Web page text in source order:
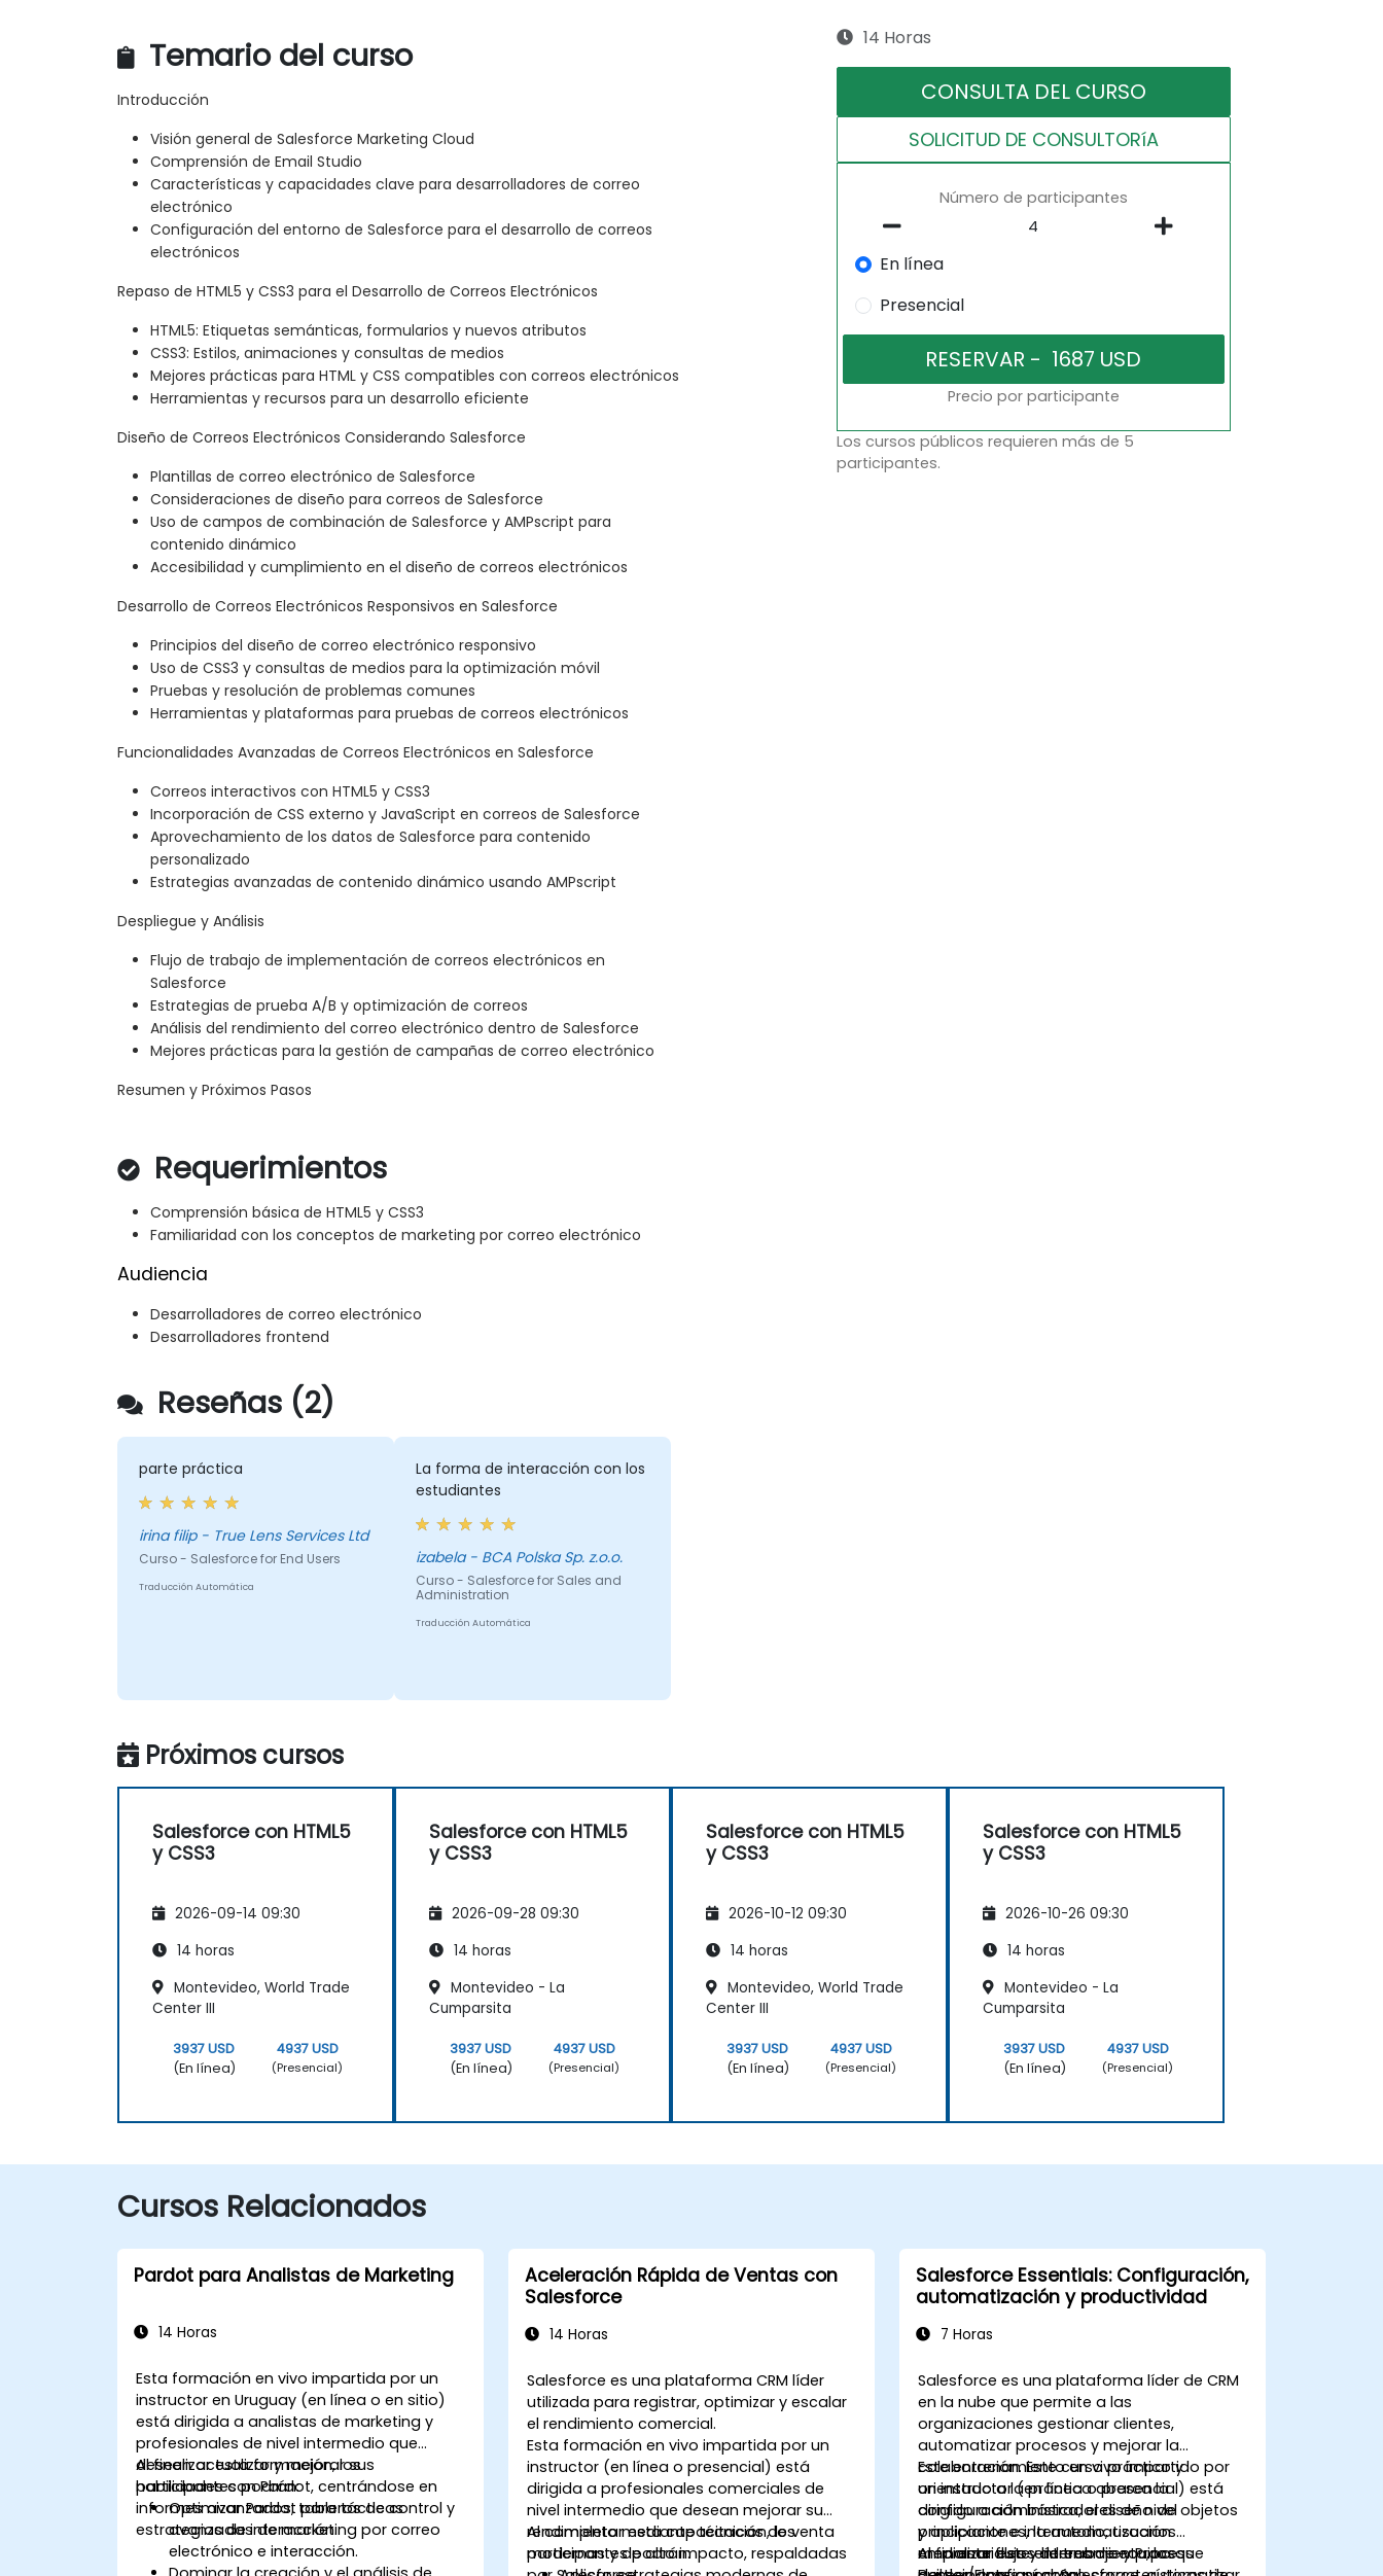
Temario del curso
Introducción
Visión general de Salesforce Marketing Cloud
Comprensión de Email Studio
Características y capacidades clave para desarrolladores de correo
electrónico
Configuración del entorno de Salesforce para el desarrollo de correos
electrónicos
Repaso de HTML5 y CSS3 para el Desarrollo de Correos Electrónicos
HTML5: Etiquetas semánticas, formularios y nuevos atributos
CSS3: Estilos, animaciones y consultas de medios
Mejores prácticas para HTML y CSS compatibles con correos electrónicos
Herramientas y recursos para un desarrollo eficiente
Diseño de Correos Electrónicos Considerando Salesforce
Plantillas de correo electrónico de Salesforce
Consideraciones de diseño para correos de Salesforce
Uso de campos de combinación de Salesforce y AMPscript para
contenido dinámico
Accesibilidad y cumplimiento en el diseño de correos electrónicos
Desarrollo de Correos Electrónicos Responsivos en Salesforce
Principios del diseño de correo electrónico responsivo
Uso de CSS3 y consultas de medios para la optimización móvil
Pruebas y resolución de problemas comunes
Herramientas y plataformas para pruebas de correos electrónicos
Funcionalidades Avanzadas de Correos Electrónicos en Salesforce
Correos interactivos con HTML5 y CSS3
Incorporación de CSS externo y JavaScript en correos de Salesforce
Aprovechamiento de los datos de Salesforce para contenido
personalizado
Estrategias avanzadas de contenido dinámico usando AMPscript
Despliegue y Análisis
Flujo de trabajo de implementación de correos electrónicos en
Salesforce
Estrategias de prueba A/B y optimización de correos
Análisis del rendimiento del correo electrónico dentro de Salesforce
Mejores prácticas para la gestión de campañas de correo electrónico
Resumen y Próximos Pasos
Requerimientos
Comprensión básica de HTML5 y CSS3
Familiaridad con los conceptos de marketing por correo electrónico
Audiencia
Desarrolladores de correo electrónico
Desarrolladores frontend
14 Horas
CONSULTA DEL CURSO
SOLICITUD DE CONSULTORíA
Número de participantes
En línea
Presencial
Precio por participante
Los cursos públicos requieren más de 5
participantes.
Reseñas (2)
parte práctica
irina filip - True Lens Services Ltd
Curso - Salesforce for End Users
Traducción Automática
La forma de interacción con los
estudiantes
izabela - BCA Polska Sp. z.o.o.
Curso - Salesforce for Sales and
Administration
Traducción Automática
Próximos cursos
Salesforce con HTML5
y CSS3
2026-09-14 09:30
14 horas
Montevideo, World Trade
Center III
3937 USD
(En línea)
4937 USD
(Presencial)
Salesforce con HTML5
y CSS3
2026-09-28 09:30
14 horas
Montevideo - La
Cumparsita
3937 USD
(En línea)
4937 USD
(Presencial)
Salesforce con HTML5
y CSS3
2026-10-12 09:30
14 horas
Montevideo, World Trade
Center III
3937 USD
(En línea)
4937 USD
(Presencial)
Salesforce con HTML5
y CSS3
2026-10-26 09:30
14 horas
Montevideo - La
Cumparsita
3937 USD
(En línea)
4937 USD
(Presencial)
Cursos Relacionados
Pardot para Analistas de Marketing
14 Horas
Esta formación en vivo impartida por un
instructor en Uruguay (en línea o en sitio)
está dirigida a analistas de marketing y
profesionales de nivel intermedio que
deseen actualizar y mejorar sus
habilidades con Pardot, centrándose en
informes avanzados, tableros de control y
estrategias de interacción.
Al finalizar esta formación, los
participantes podrán:
Optimizar Pardot para tácticas
avanzadas de marketing por correo
electrónico e interacción.
Aceleración Rápida de Ventas con
Salesforce
14 Horas
Salesforce es una plataforma CRM líder
utilizada para registrar, optimizar y escalar
el rendimiento comercial.
Esta formación en vivo impartida por un
instructor (en línea o presencial) está
dirigida a profesionales comerciales de
nivel intermedio que desean mejorar su
rendimiento mediante técnicas de venta
modernas y de alto impacto, respaldadas
Al completar esta capacitación, los
participantes podrán:
Salesforce Essentials: Configuración,
automatización y productividad
7 Horas
Salesforce es una plataforma líder de CRM
en la nube que permite a las
organizaciones gestionar clientes,
automatizar procesos y mejorar la
colaboración. Este curso práctico y
orientado a la práctica abarca la
configuración básica, el diseño de objetos
y aplicaciones, la automatización
mediante flujos de trabajo y Process
Este entrenamiento en vivo impartido por
un instructor (en línea o presencial) está
dirigido a administradores de nivel
principiante e intermedio, usuarios
empresariales y líderes de equipo que
Al finalizar este entrenamiento, los